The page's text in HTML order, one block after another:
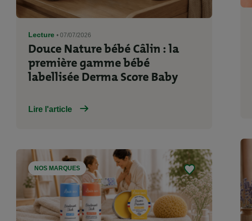
Lecture • 07/07/2026
Douce Nature bébé Câlin : la
première gamme bébé
labellisée Derma Score Baby
Lire l'article
NOS MARQUES